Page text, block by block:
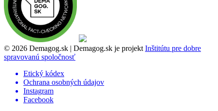
© 2026 Demagog.sk | Demagog.sk je projekt Inštitútu pre dobre
spravovanú spoločnosť
Etický kódex
Ochrana osobných údajov
Instagram
Facebook